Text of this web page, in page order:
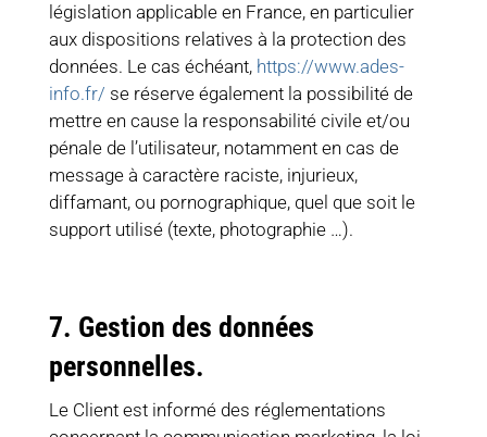
législation applicable en France, en particulier
aux dispositions relatives à la protection des
données. Le cas échéant, https://www.ades-
info.fr/ se réserve également la possibilité de
mettre en cause la responsabilité civile et/ou
pénale de l’utilisateur, notamment en cas de
message à caractère raciste, injurieux,
diffamant, ou pornographique, quel que soit le
support utilisé (texte, photographie …).
7. Gestion des données
personnelles.
Le Client est informé des réglementations